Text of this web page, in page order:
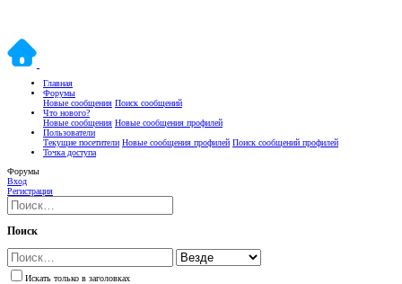
Главная
Форумы
Новые сообщения Поиск сообщений
Что нового?
Новые сообщения Новые сообщения профилей
Пользователи
Текущие посетители Новые сообщения профилей Поиск сообщений профилей
Точка доступа
Форумы
Вход
Регистрация
Поиск
Искать только в заголовках